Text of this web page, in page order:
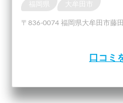
大牟田市
〒836-0074 福岡県大牟田市藤
口コミ